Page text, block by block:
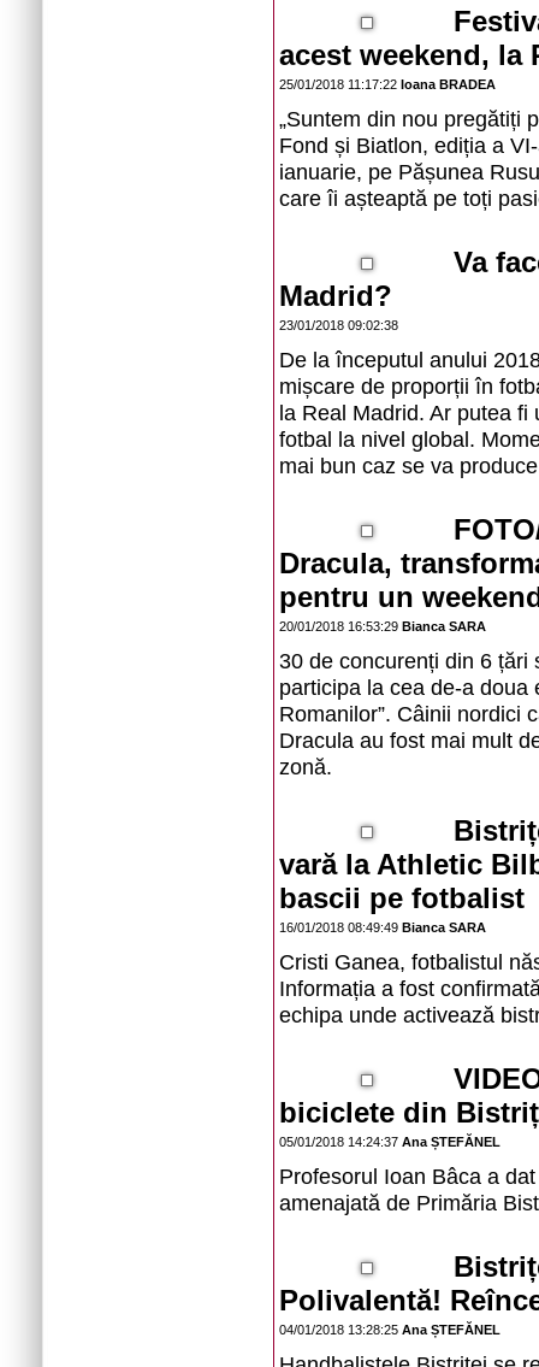
acest weekend, la
25/01/2018 11:17:22 Ioana BRADEA
„Suntem din nou pregătiți
Fond și Biatlon, ediția a
ianuarie, pe Pășunea
care îi așteaptă pe toți
Va
Madrid?
23/01/2018 09:02:38
De la începutul anului
mișcare de proporții în
la Real Madrid. Ar putea
fotbal la nivel global.
mai bun caz se va
Dracula,
pentru un
20/01/2018 16:53:29 Bianca SARA
30 de concurenți din 6 țări
participa la cea de-a doua
Romanilor”. Câinii nordici
Dracula au fost mai mult
zonă.
vară la Athletic
bascii pe fotbalist
16/01/2018 08:49:49 Bianca SARA
Cristi Ganea, fotbalistul
Informația a fost
echipa unde activează
biciclete din
05/01/2018 14:24:37 Ana ȘTEFĂNEL
Profesorul Ioan Bâca a
amenajată de Primăria
Polivalentă!
04/01/2018 13:28:25 Ana ȘTEFĂNEL